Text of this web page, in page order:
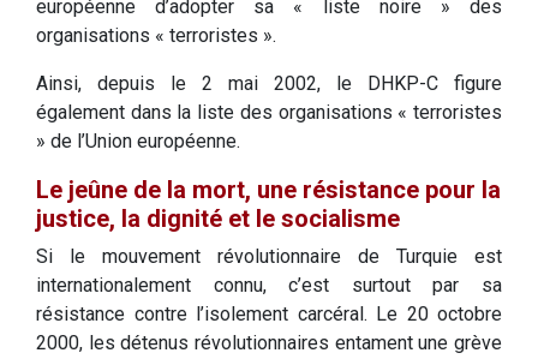
européenne d’adopter sa « liste noire » des
organisations « terroristes ».
Ainsi, depuis le 2 mai 2002, le DHKP-C figure
également dans la liste des organisations « terroristes
» de l’Union européenne.
Le jeûne de la mort, une résistance pour la
justice, la dignité et le socialisme
Si le mouvement révolutionnaire de Turquie est
internationalement connu, c’est surtout par sa
résistance contre l’isolement carcéral. Le 20 octobre
2000, les détenus révolutionnaires entament une grève